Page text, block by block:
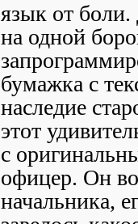
язык от
на одной
бумажка с
наследие
этот
с
офицер. Он
начальника,